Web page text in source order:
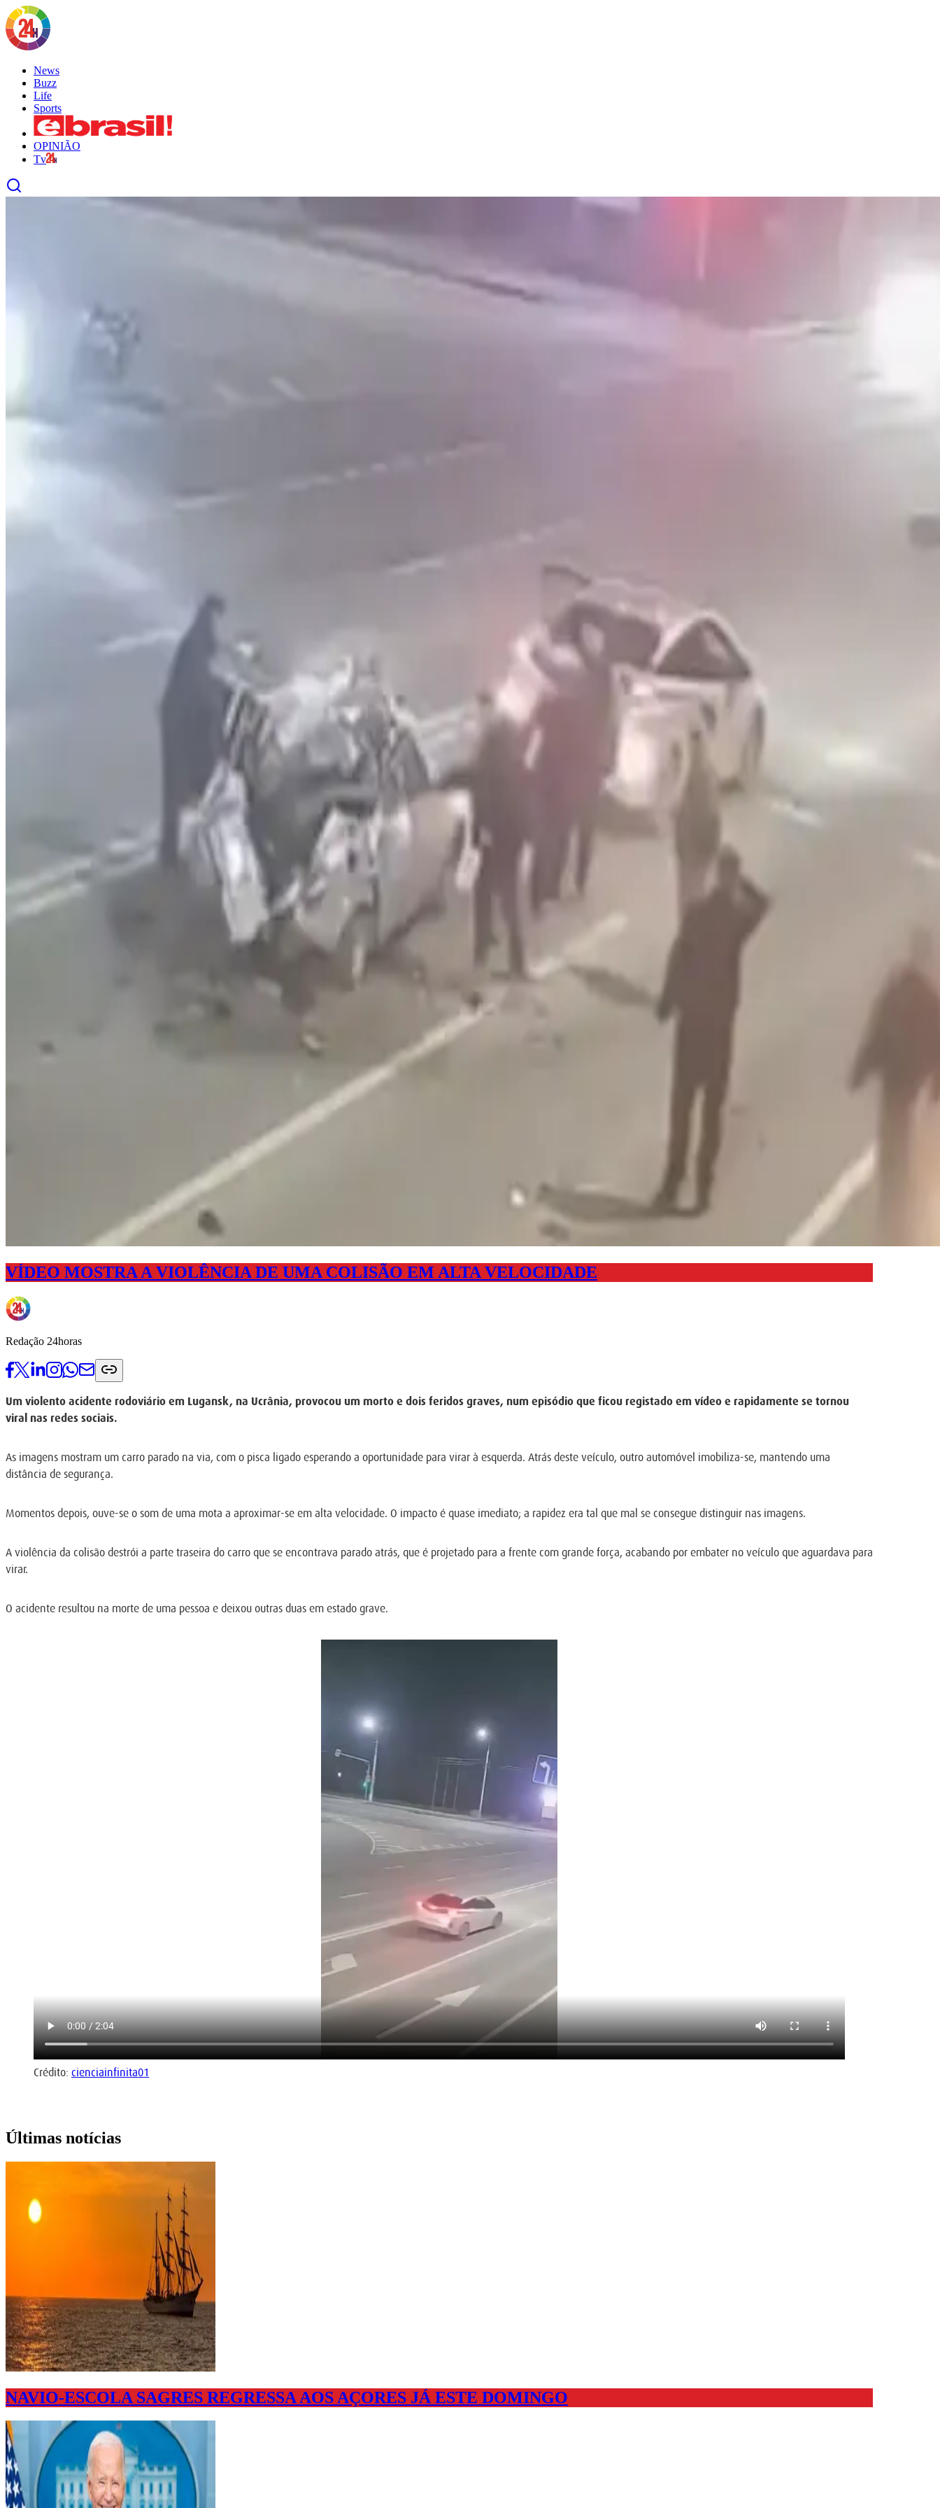
News
Buzz
Life
Sports
OPINIÃO
Tv
VÍDEO MOSTRA A VIOLÊNCIA DE UMA COLISÃO EM ALTA VELOCIDADE
Redação 24horas
Um violento acidente rodoviário em Lugansk, na Ucrânia, provocou um morto e dois feridos graves, num episódio que ficou registado em vídeo e rapidamente se tornou
viral nas redes sociais.
As imagens mostram um carro parado na via, com o pisca ligado esperando a oportunidade para virar à esquerda. Atrás deste veículo, outro automóvel imobiliza-se, mantendo uma
distância de segurança.
Momentos depois, ouve-se o som de uma mota a aproximar-se em alta velocidade. O impacto é quase imediato; a rapidez era tal que mal se consegue distinguir nas imagens.
A violência da colisão destrói a parte traseira do carro que se encontrava parado atrás, que é projetado para a frente com grande força, acabando por embater no veículo que aguardava para
virar.
O acidente resultou na morte de uma pessoa e deixou outras duas em estado grave.
Crédito: cienciainfinita01
Últimas notícias
NAVIO-ESCOLA SAGRES REGRESSA AOS AÇORES JÁ ESTE DOMINGO